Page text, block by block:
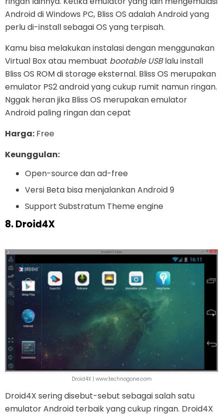
Android di Windows PC, Bliss OS adalah Android yang
perlu di-install sebagai OS yang terpisah.
Kamu bisa melakukan instalasi dengan menggunakan
Virtual Box atau membuat bootable USBlalu install
Bliss OS ROM di storage eksternal. Bliss OS merupakan
emulator PS2 android yang cukup rumit namun ringan.
Nggak heran jika Bliss OS merupakan emulator
Android paling ringan dan cepat
Harga: Free
Keunggulan:
Open-source dan ad-free
Versi Beta bisa menjalankan Android 9
Support Substratum Theme engine
8. Droid4X
Droid4X | www.technogone.com
Droid4X sering disebut-sebut sebagai salah satu
emulator Android terbaik yang cukup ringan. Droid4X